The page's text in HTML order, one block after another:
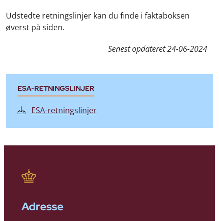
Udstedte retningslinjer kan du finde i faktaboksen
øverst på siden.
Senest opdateret24-06-2024
ESA-RETNINGSLINJER
ESA-retningslinjer
Adresse